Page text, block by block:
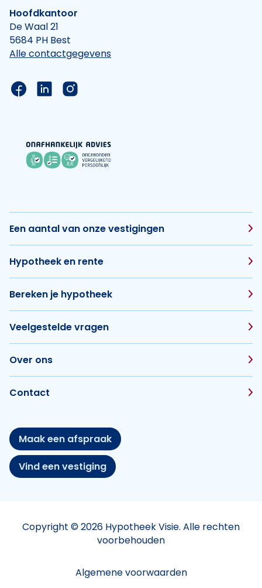
Hoofdkantoor
De Waal 21
5684 PH Best
Alle contactgegevens
Link naar de Facebook pagina van Hypotheek
Link naar de LinkedIn pagina van
Link naar de Instagram pagina van
Een aantal van onze vestigingen
Hypotheek en rente
Bereken je hypotheek
Veelgestelde vragen
Over ons
Contact
Maak een afspraak
Vind een vestiging
Copyright © 2026 Hypotheek Visie. Alle rechten
voorbehouden
Algemene voorwaarden